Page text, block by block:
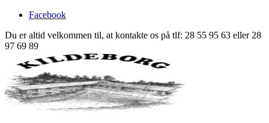
Facebook
Du er altid velkommen til, at kontakte os på tlf: 28 55 95 63 eller 28
97 69 89